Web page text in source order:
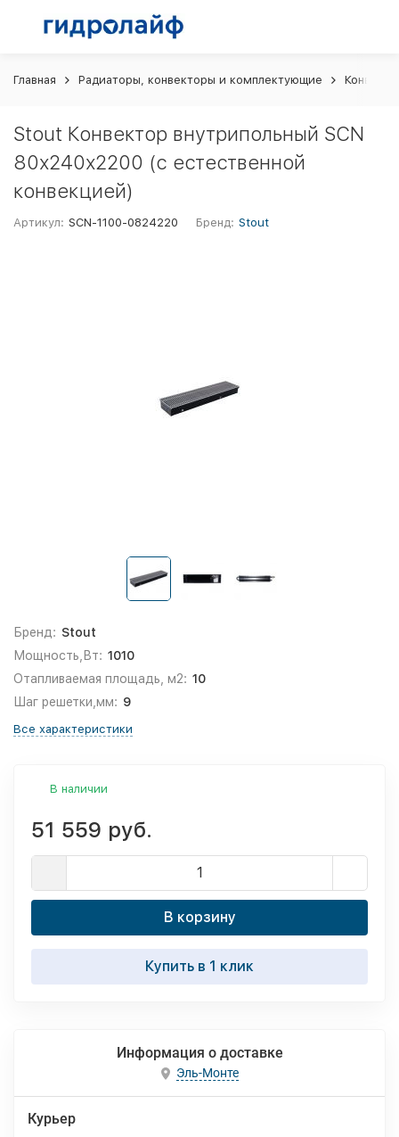
Главная Радиаторы, конвекторы и комплектующие
Stout Конвектор внутрипольный SCN
80х240х2200 (с естественной
конвекцией)
Артикул: SCN-1100-0824220 Бренд: Stout
Бренд: Stout
Мощность,Вт: 1010
Отапливаемая площадь, м2: 10
Шаг решетки,мм: 9
Все характеристики
В наличии
51 559 руб.
В корзину
Купить в 1 клик
Информация о доставке
Эль-Монте
Курьер